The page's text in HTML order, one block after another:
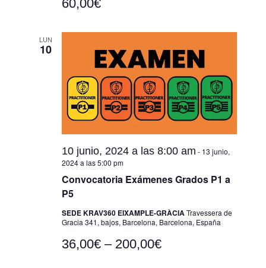
60,00€
LUN
10
Convocatoria Exámenes Grados P1 a
P5
10 junio, 2024 a las 8:00 am - 13 junio,
2024 a las 5:00 pm
SEDE KRAV360 EIXAMPLE-GRÀCIATravessera de
Gracia 341, bajos, Barcelona, Barcelona, España
36,00€ – 200,00€